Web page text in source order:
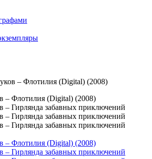
– Флотилия (Digital) (2008)